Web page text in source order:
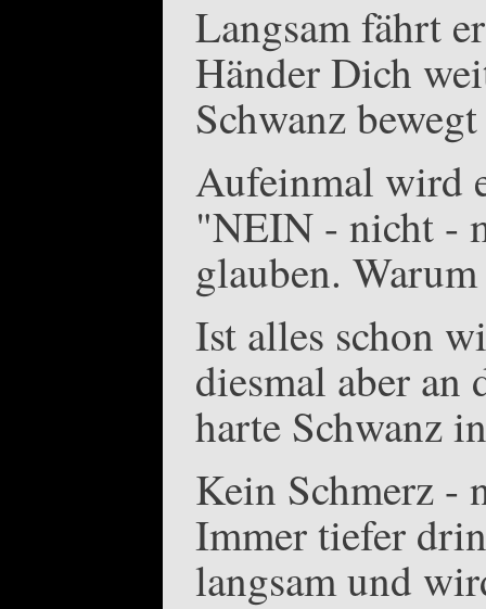
Langsam fährt
Händer Dich
Schwanz
Aufeinmal wird
"NEIN - nicht -
glauben.
Ist alles schon
diesmal aber
harte Schwanz
Kein Schmerz -
Immer tiefer
langsam und